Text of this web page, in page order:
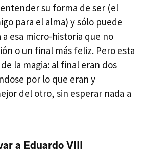
su forma de ser (el
para el alma) y sólo puede
esa micro-historia que no
o un final más feliz. Pero esta
la magia: al final eran dos
por lo que eran y
del otro, sin esperar nada a
a Eduardo VIII